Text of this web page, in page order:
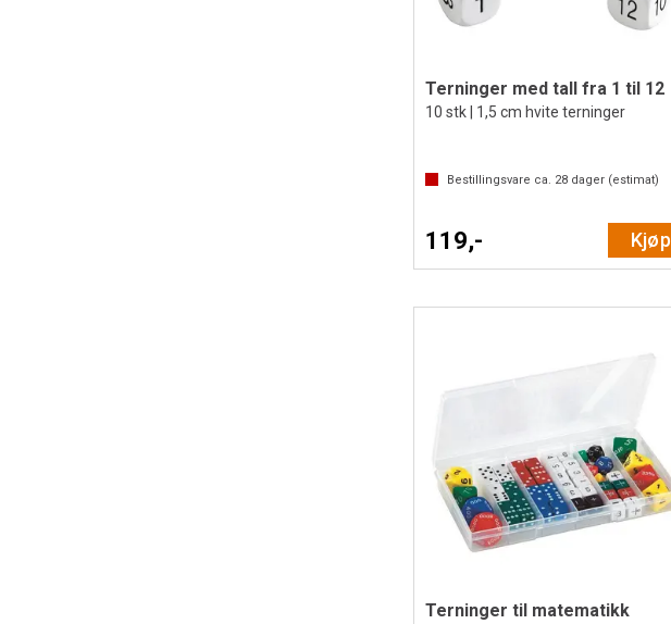
Terninger med tall fra 1 til 12
10 stk | 1,5 cm hvite terninger
Bestillingsvare ca. 28dager (estimat)
119,- Kjøp
Terninger til matematikk